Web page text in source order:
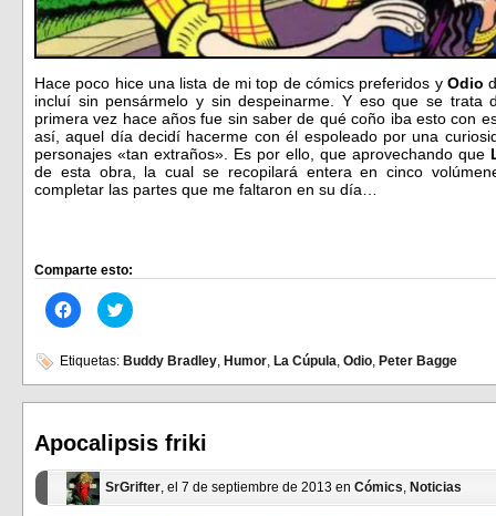
Hace poco hice una lista de mi top de cómics preferidos y Odio
incluí sin pensármelo y sin despeinarme. Y eso que se trata
primera vez hace años fue sin saber de qué coño iba esto con
así, aquel día decidí hacerme con él espoleado por una
personajes «tan extraños». Es por ello, que aprovechando que
de esta obra, la cual se recopilará entera en cinco
completar las partes que me faltaron en su día…
Comparte esto:
Haz
clic
en
Facebook
(Se
abre
ventana
nueva)
Haz
clic
en
Twitter
(Se
abre
ventana
nueva)
Etiquetas: Buddy Bradley, Humor, La Cúpula, Odio, Peter Bagge
Apocalipsis friki
SrGrifter, el 7 de septiembre de 2013 en Cómics, Noticias